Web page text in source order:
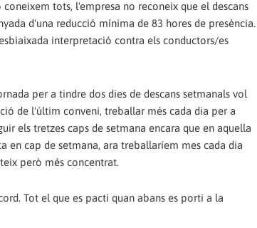
tots, l'empresa no reconeix que el descans
d'una reducció mínima de 83 hores de presència.
interpretació contra els conductors/es
per a tindre dos dies de descans setmanals vol
de l'últim conveni, treballar més cada dia per a
els tretzes caps de setmana encara que en aquella
en cap de setmana, ara treballaríem mes cada dia
però més concentrat.
Tot el que es pacti quan abans es porti a la